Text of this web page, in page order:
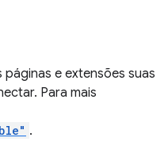
e extensões suas
Para mais
.